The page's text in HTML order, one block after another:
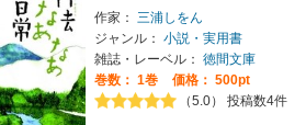
作家： 三浦しをん
ジャンル： 小説・実用書
雑誌・レーベル： 徳間文庫
巻数： 1巻
価格： 500pt
（5.0） 投稿数4件